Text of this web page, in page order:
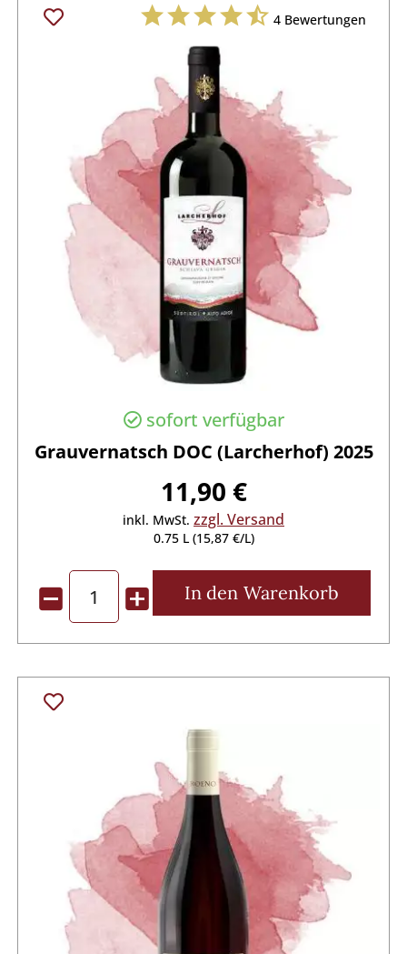
4Bewertungen
sofort verfügbar
Grauvernatsch DOC (Larcherhof) 2025
11,90 €
inkl. MwSt. zzgl. Versand
0.75 L (15,87 €/L)
In den Warenkorb